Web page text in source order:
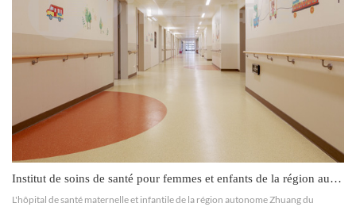
Institut de soins de santé pour femmes et enfants de la région autonome Zhuang du Guangxi
L'hôpital de santé maternelle et infantile de la région autonome Zhuang du